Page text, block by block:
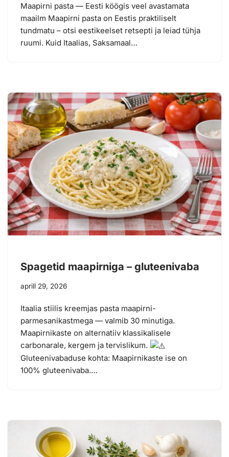
Maapirni pasta — Eesti köögis veel avastamata
maailm Maapirni pasta on Eestis praktiliselt
tundmatu – otsi eestikeelset retsepti ja leiad tühja
ruumi. Kuid Itaalias, Saksamaal…
Spagetid maapirniga – gluteenivaba
aprill 29, 2026
Itaalia stiilis kreemjas pasta maapirni-
parmesanikastmega — valmib 30 minutiga.
Maapirnikaste on alternatiiv klassikalisele
carbonarale, kergem ja tervislikum.
Gluteenivabaduse kohta: Maapirnikaste ise on
100% gluteenivaba.…